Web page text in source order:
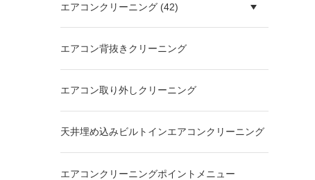
エアコンクリーニング (42)
エアコン背抜きクリーニング
エアコン取り外しクリーニング
天井埋め込みビルトインエアコンクリーニング
エアコンクリーニングポイントメニュー